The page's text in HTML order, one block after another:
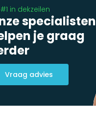
in dekzeilen
specialisten
je graag
Vraag advies